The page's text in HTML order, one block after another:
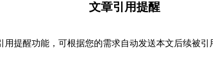
文章引用提醒
用提醒功能，可根据您的需求自动发送本文后续被